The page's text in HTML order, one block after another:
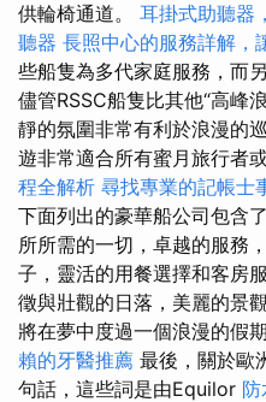
供輪椅通道。 耳掛式助聽器
聽器 長照中心的服務詳解，
些船隻為多代家庭服務，而
儘管RSSC船隻比其他“高峰
靜的氛圍非常有利於浪漫的
遊非常適合所有蜜月旅行者
程全解析 尋找專業的記帳士
下面列出的豪華船公司包含
所所需的一切，卓越的服務
子，靈活的用餐選擇和客房
徵與壯觀的日落，美麗的景
將在夢中度過一個浪漫的假
賴的牙醫推薦 最後，關於歐
句話，這些詞是由Equilor